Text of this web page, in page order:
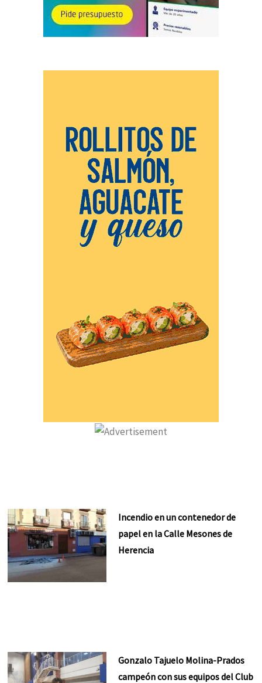
Incendio en un contenedor de
papel en la Calle Mesones de
Herencia
Gonzalo Tajuelo Molina-Prados
campeón con sus equipos del Club